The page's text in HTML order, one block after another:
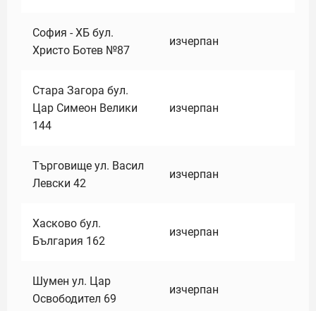
София - ХБ бул.
Христо Ботев №87
изчерпан
Стара Загора бул.
Цар Симеон Велики
144
изчерпан
Търговище ул. Васил
Левски 42
изчерпан
Хасково бул.
България 162
изчерпан
Шумен ул. Цар
Освободител 69
изчерпан